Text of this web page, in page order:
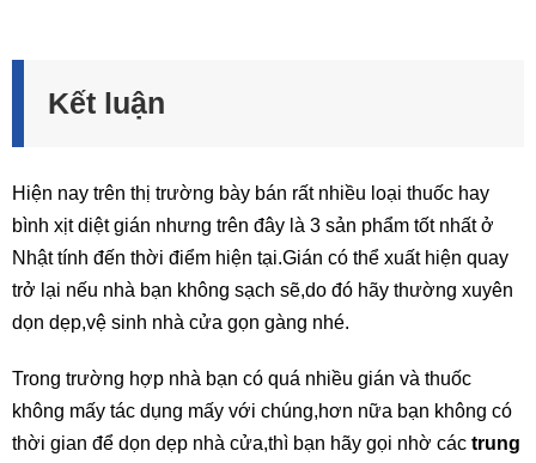
Kết luận
Hiện nay trên thị trường bày bán rất nhiều loại thuốc hay
bình xịt diệt gián nhưng trên đây là 3 sản phẩm tốt nhất ở
Nhật tính đến thời điểm hiện tại.Gián có thể xuất hiện quay
trở lại nếu nhà bạn không sạch sẽ,do đó hãy thường xuyên
dọn dẹp,vệ sinh nhà cửa gọn gàng nhé.
Trong trường hợp nhà bạn có quá nhiều gián và thuốc
không mấy tác dụng mấy với chúng,hơn nữa bạn không có
thời gian để dọn dẹp nhà cửa,thì bạn hãy gọi nhờ các trung